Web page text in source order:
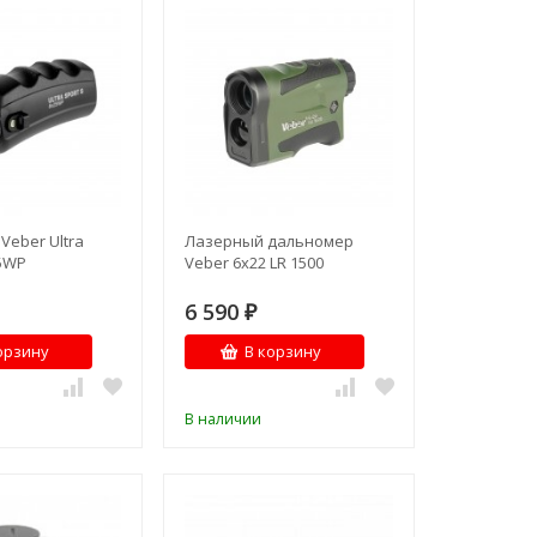
Ultra
Лазерный дальномер
Veber 6x22 LR 1500
6 590 ₽
В корзину
В наличии